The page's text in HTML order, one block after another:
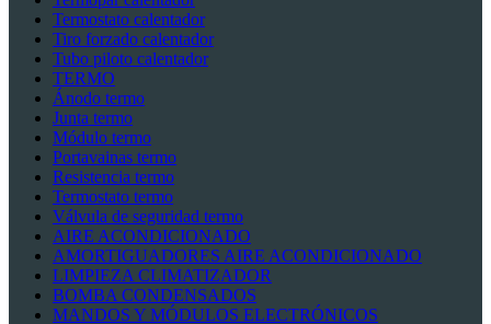
Termostato calentador
Tiro forzado calentador
Tubo piloto calentador
TERMO
Ánodo termo
Junta termo
Módulo termo
Portavainas termo
Resistencia termo
Termostato termo
Válvula de seguridad termo
AIRE ACONDICIONADO
AMORTIGUADORES AIRE ACONDICIONADO
LIMPIEZA CLIMATIZADOR
BOMBA CONDENSADOS
MANDOS Y MÓDULOS ELECTRÓNICOS